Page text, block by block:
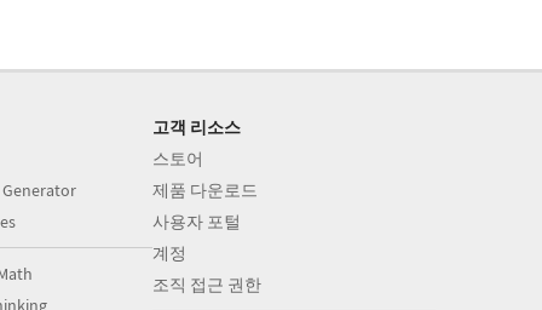
고객 리소스
스토어
제품 다운로드
사용자 포털
계정
조직 접근 권한